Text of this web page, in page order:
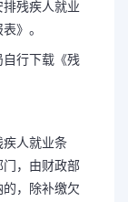
残疾人就业
》。
行下载《残
疾人就业条
，由财政部
，除补缴欠